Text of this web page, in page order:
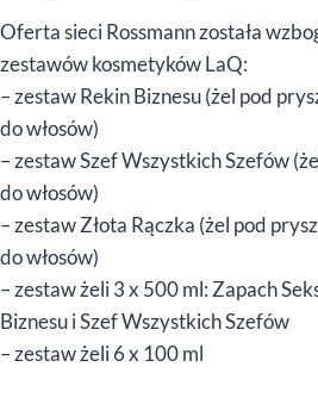
Oferta sieci Rossmann została
zestawów kosmetyków LaQ:
– zestaw Rekin Biznesu (żel pod
do włosów)
– zestaw Szef Wszystkich Szefów
do włosów)
– zestaw Złota Rączka (żel pod
do włosów)
– zestaw żeli 3 x 500 ml: Zapach
Biznesu i Szef Wszystkich Szefów
– zestaw żeli 6 x 100 ml